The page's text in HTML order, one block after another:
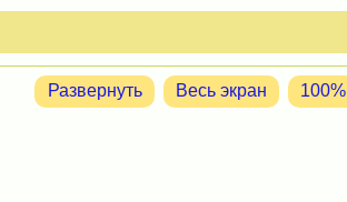
Развернуть Весь экран 100%